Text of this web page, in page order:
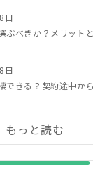
日
ぶべきか？メリット
日
できる？契約途中か
もっと読む